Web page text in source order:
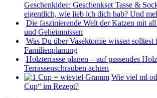
Geschenkidee: Geschenkset Tasse &
eigentlich, wie lieb ich dich hab? Und
Die faszinierende Welt der Katzen mit
und Geheimnissen
Was Du über Vasektomie wissen solltest
Familienplanung
Holzterrasse planen – auf passendes
Terrassenschrauben achten
Wie viel ml
Cup“ im Rezept?